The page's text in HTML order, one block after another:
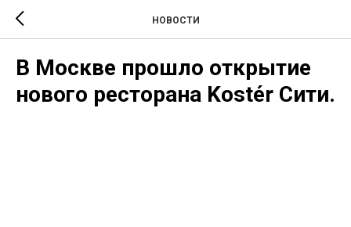
НОВОСТИ
В Москве прошло открытие
нового ресторана Kostér Сити.